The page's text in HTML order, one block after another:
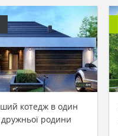
котедж в один
родини